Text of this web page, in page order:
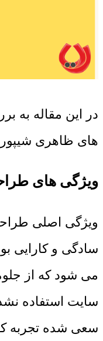
در این مقاله به
های ظاهری شیپور
ویژگی های
ویژگی اصلی
سادگی و کارایی
می شود که از
سایت استفاده
سعی شده تجربه